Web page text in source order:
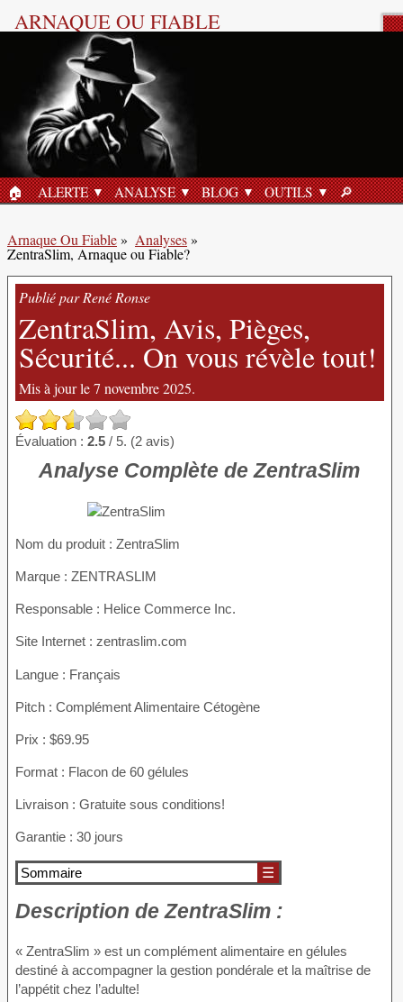
ARNAQUE OU FIABLE
ACCUEIL
🏠︎ ALERTE ANALYSE BLOG OUTILS 🔎︎
Arnaque Ou Fiable» Analyses»
ZentraSlim, Arnaque ou Fiable?
Publié par René Ronse
ZentraSlim, Avis, Pièges,
Sécurité... On vous révèle tout!
Mis à jour le 7 novembre 2025.
Évaluation : 2.5 / 5. (2 avis)
Analyse Complète de ZentraSlim
Nom du produit : ZentraSlim
Marque : ZENTRASLIM
Responsable : Helice Commerce Inc.
Site Internet : zentraslim.com
Langue : Français
Pitch : Complément Alimentaire Cétogène
Prix : $69.95
Format : Flacon de 60 gélules
Livraison : Gratuite sous conditions!
Garantie : 30 jours
Sommaire ☰
Description deZentraSlim :
« ZentraSlim » est un complément alimentaire en gélules
destiné à accompagner la gestion pondérale et la maîtrise de
l’appétit chez l’adulte!